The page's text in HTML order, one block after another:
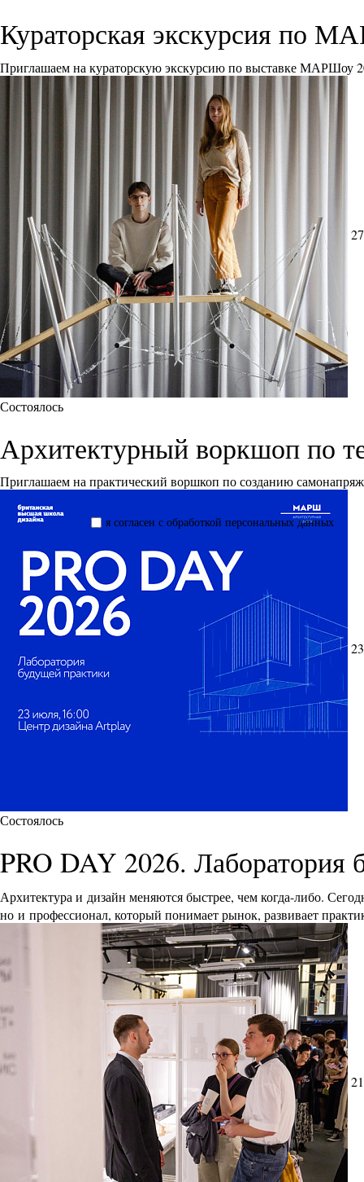
я согласен с обработкой персональных данных
Кураторская экскурсия по
Приглашаем на кураторскую экскурсию по выставке МАРШоу
Состоялось
Архитектурный воркшоп по
Приглашаем на практический воршкоп по созданию
Состоялось
PRO DAY 2026. Лаборатория
Архитектура и дизайн меняются быстрее, чем когда-либо.
но и профессионал, который понимает рынок, развивает